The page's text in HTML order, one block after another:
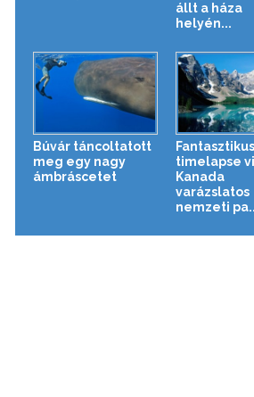
állt a háza
helyén...
Búvár táncoltatott
meg egy nagy
ámbráscetet
Fantasztikus
timelapse
Kanada
varázslatos
nemzeti